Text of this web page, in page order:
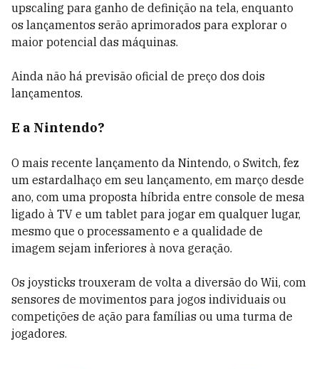
upscaling para ganho de definição na tela, enquanto
os lançamentos serão aprimorados para explorar o
maior potencial das máquinas.
Ainda não há previsão oficial de preço dos dois
lançamentos.
E a Nintendo?
O mais recente lançamento da Nintendo, o Switch, fez
um estardalhaço em seu lançamento, em março desde
ano, com uma proposta híbrida entre console de mesa
ligado à TV e um tablet para jogar em qualquer lugar,
mesmo que o processamento e a qualidade de
imagem sejam inferiores à nova geração.
Os joysticks trouxeram de volta a diversão do Wii, com
sensores de movimentos para jogos individuais ou
competições de ação para famílias ou uma turma de
jogadores.